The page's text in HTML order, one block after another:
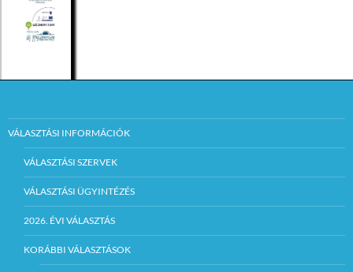
VÁLASZTÁSI INFORMÁCIÓK
VÁLASZTÁSI SZERVEK
VÁLASZTÁSI ÜGYINTÉZÉS
2026. ÉVI VÁLASZTÁS
KORÁBBI VÁLASZTÁSOK